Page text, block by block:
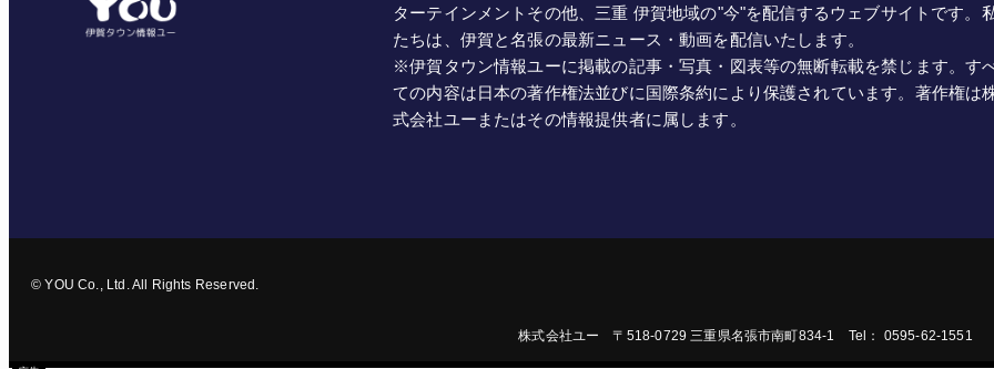
ターテインメントその他、三重 伊賀地域の"今"を配信するウェブサイトです。
たちは、伊賀と名張の最新ニュース・動画を配信いたします。
※伊賀タウン情報ユーに掲載の記事・写真・図表等の無断転載を禁じます。す
ての内容は日本の著作権法並びに国際条約により保護されています。著作権は
式会社ユーまたはその情報提供者に属します。
© YOU Co., Ltd. All Rights Reserved.
株式会社ユー 〒518-0729 三重県名張市南町834-1 Tel： 0595-62-1551